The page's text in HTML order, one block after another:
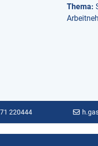
Thema:
220444